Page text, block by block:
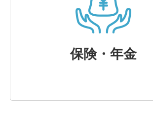
保険・年金